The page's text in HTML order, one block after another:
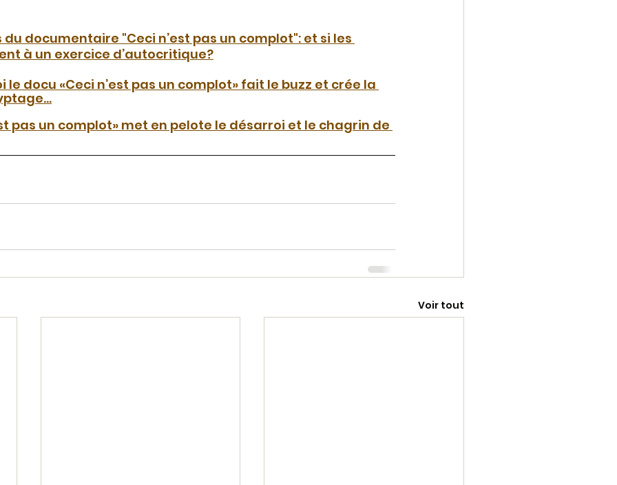
du documentaire "Ceci n’est pas un complot": et si les
à un exercice d’autocritique?
le docu «Ceci n’est pas un complot» fait le buzz et crée la
pas un complot» met en pelote le désarroi et le chagrin de
Voir tout